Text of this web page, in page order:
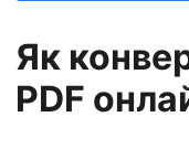
Як
PDF